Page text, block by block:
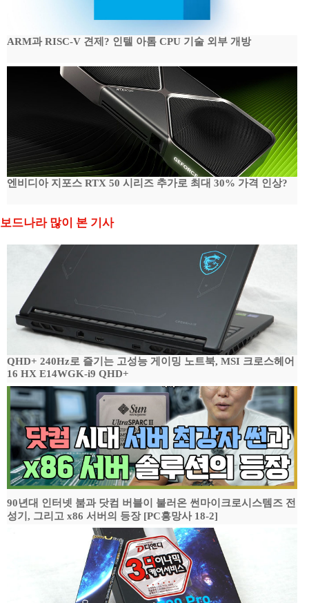
ARM과 RISC-V 견제? 인텔 아톰 CPU 기술 외부 개방
엔비디아 지포스 RTX 50 시리즈 추가로 최대 30% 가격 인상?
보드나라 많이 본 기사
QHD+ 240Hz로 즐기는 고성능 게이밍 노트북, MSI 크로스헤어
16 HX E14WGK-i9 QHD+
90년대 인터넷 붐과 닷컴 버블이 불러온 썬마이크로시스템즈 전
성기, 그리고 x86 서버의 등장 [PC흥망사 18-2]